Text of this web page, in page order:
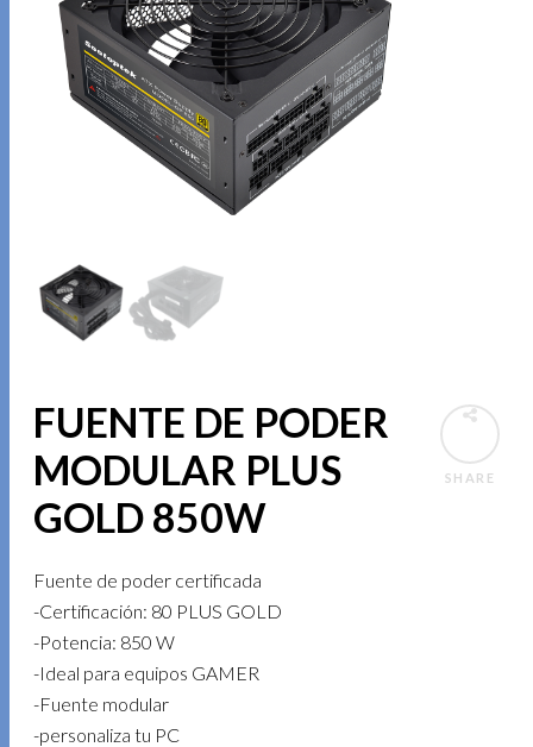
SHARE
FUENTE DE PODER
MODULAR PLUS
GOLD 850W
Fuente de poder certificada
-Certificación: 80 PLUS GOLD
-Potencia: 850 W
-Ideal para equipos GAMER
-Fuente modular
-personaliza tu PC